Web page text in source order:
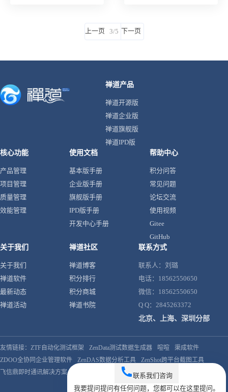
上一页 3/5 下一页
禅道产品
禅道开源版
禅道企业版
禅道旗舰版
禅道IPD版
核心功能
产品管理
项目管理
质量管理
效能管理
使用文档
基本版手册
企业版手册
旗舰版手册
IPD版手册
开发中心手册
帮助中心
积分问答
常见问题
论坛交流
使用视频
Gitee
GitHub
关于我们
关于我们
禅道软件
最新动态
禅道活动
禅道社区
禅道博客
积分排行
积分商城
禅道书院
联系方式
联系人：刘璐
电话：18562550650
微信：18562550650
Q Q：2845263372
北京、上海、深圳分部
友情链接： ZTF自动化测试框架 ZenData测试数据生成器 喧喧
渠成软件
ZDOO全协同企业管理软件
ZenDAS数据分析工具
ZenShot跨平台截图工具
飞信鼎即时通讯解决方案
联系我们咨询
我要提问提问有任何问题，您都可以在这里提问。